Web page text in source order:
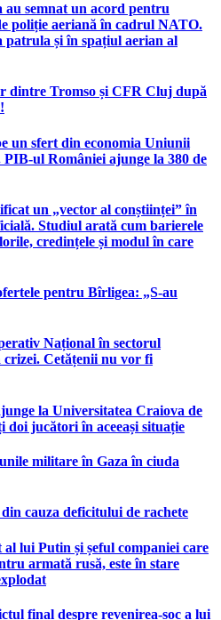
semnat un acord pentru
poliție aeriană în cadrul NATO.
patrula și în spațiul aerian al
dintre Tromso și CFR Cluj după
un sfert din economia Uniunii
ul României ajunge la 380 de
un „vector al conștiinței” în
Studiul arată cum barierele
credințele și modul în care
pentru Bîrligea: „S-au
Național în sectorul
crizei. Cetățenii nu vor fi
la Universitatea Craiova de
doi jucători în aceeași situație
militare în Gaza în ciuda
cauza deficitului de rachete
lui Putin și șeful companiei care
armată rusă, este în stare
final despre revenirea-șoc a lui